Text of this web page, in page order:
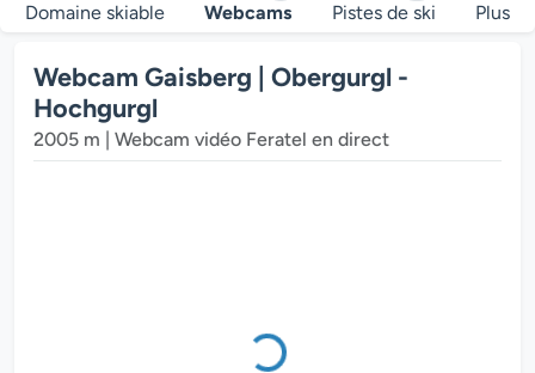
Domaine skiable Webcams Pistes de ski Plus
Webcam Gaisberg | Obergurgl -
Hochgurgl
2005 m | Webcam vidéo Feratel en direct
Le lecteur multimédia de la webcam charge...